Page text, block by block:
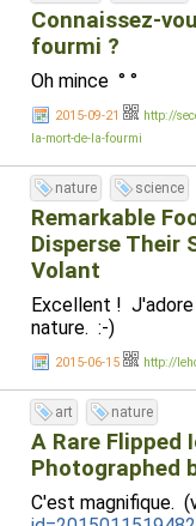
Connaissez-
fourmi ?
Oh mince ° °
2015-09-21
http://
la-mort-de-la-fourmi
nature science
Remarkable
Disperse Their
Volant
Excellent !
nature. :-)
2015-06-15 http://
art nature
A Rare Flipped
Photographed
C'est magnifique.